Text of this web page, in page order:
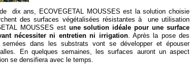
dix ans, ECOVEGETAL MOUSSES est la solution choisie
des surfaces végétalisées résistantes à une utilisation
MOUSSES est une solution idéale pour une surface
nécessiter ni entretien ni irrigation. Après la pose des
dans les substrats vont se développer et épouser
En quelques semaines, les surfaces auront un aspect
se densifiera avec le temps.